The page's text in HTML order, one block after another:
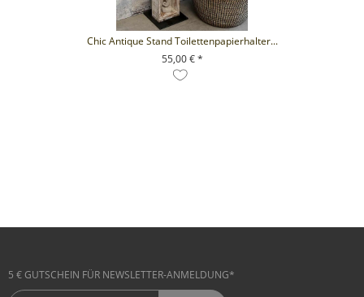
Chic Antique Stand Toilettenpapierhalter...
55,00 € *
+ IN DEN WARENKORB
5 € GUTSCHEIN FÜR NEWSLETTER-ANMELDUNG*